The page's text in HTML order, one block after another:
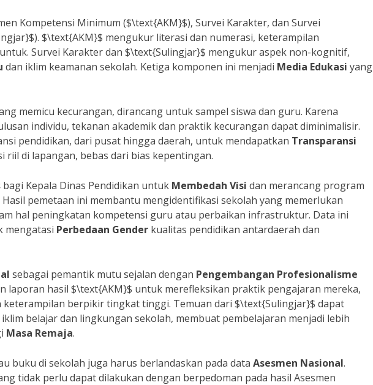
Kompetensi Minimum ($\text{AKM}$), Survei Karakter, dan Survei
$\text{AKM}$ mengukur literasi dan numerasi, keterampilan
Survei Karakter dan $\text{Sulingjar}$ mengukur aspek non-kognitif,
dan iklim keamanan sekolah. Ketiga komponen ini menjadi Media Edukasi yang
memicu kecurangan, dirancang untuk sampel siswa dan guru. Karena
individu, tekanan akademik dan praktik kecurangan dapat diminimalisir.
pendidikan, dari pusat hingga daerah, untuk mendapatkan Transparansi
riil di lapangan, bebas dari bias kepentingan.
bagi Kepala Dinas Pendidikan untuk Membedah Visi dan merancang program
pemetaan ini membantu mengidentifikasi sekolah yang memerlukan
hal peningkatan kompetensi guru atau perbaikan infrastruktur. Data ini
mengatasi Perbedaan Gender kualitas pendidikan antardaerah dan
sebagai pemantik mutu sejalan dengan Pengembangan Profesionalisme
laporan hasil $\text{AKM}$ untuk merefleksikan praktik pengajaran mereka,
keterampilan berpikir tingkat tinggi. Temuan dari $\text{Sulingjar}$ dapat
belajar dan lingkungan sekolah, membuat pembelajaran menjadi lebih
Masa Remaja.
buku di sekolah juga harus berlandaskan pada data Asesmen Nasional.
tidak perlu dapat dilakukan dengan berpedoman pada hasil Asesmen